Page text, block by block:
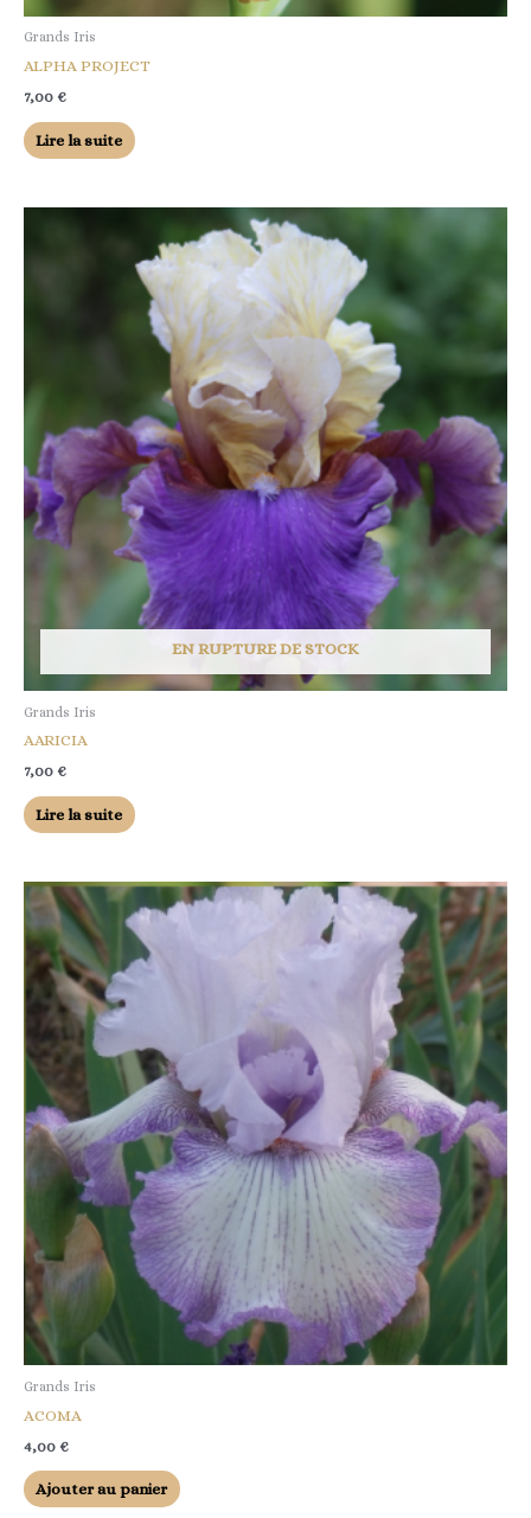
Grands Iris
ALPHA PROJECT
7,00 €
Lire la suite
EN RUPTURE DE STOCK
Grands Iris
AARICIA
7,00 €
Lire la suite
Grands Iris
ACOMA
4,00 €
Ajouter au panier